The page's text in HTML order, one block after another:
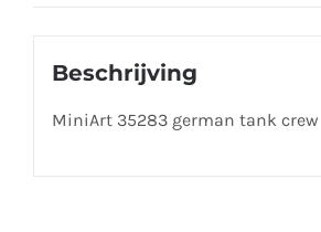
Beschrijving
MiniArt 35283 german tank crew